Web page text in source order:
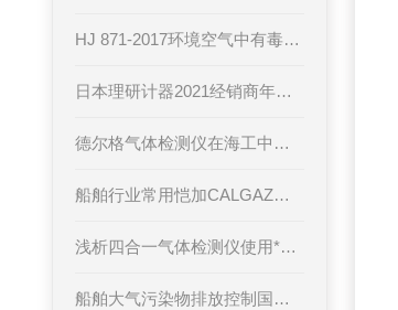
HJ 871-2017环境空气中有毒有害气体的应急监测比长式检测管法
日本理研计器2021经销商年会盛典圆满召开
德尔格气体检测仪在海工中的应用
船舶行业常用恺加CALGAZ标准气体选型表
浅析四合一气体检测仪使用*小知识
船舶大气污染物排放控制国家标准